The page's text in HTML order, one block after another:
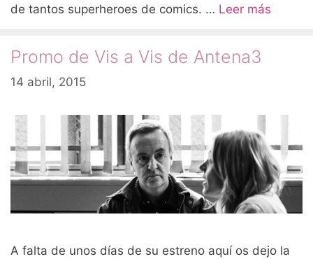
de tantos superheroes de comics. … Leer más
Promo de Vis a Vis de Antena3
14 abril, 2015
A falta de unos días de su estreno aquí os dejo la